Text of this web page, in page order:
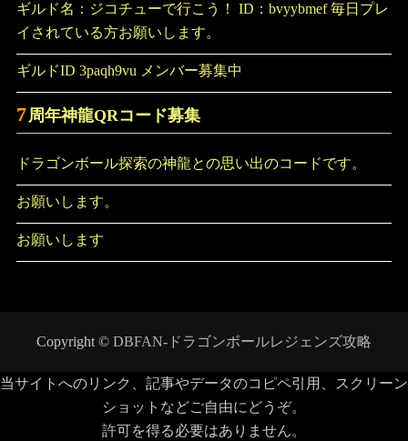
ギルド名：ジコチューで行こう！ ID：bvyybmef 毎日プレ
イされている方お願いします。
ギルドID 3paqh9vu メンバー募集中
7周年神龍QRコード募集
ドラゴンボール探索の神龍との思い出のコードです。
お願いします。
お願いします
Copyright © DBFAN-ドラゴンボールレジェンズ攻略
当サイトへのリンク、記事やデータのコピペ引用、スクリーン
ショットなどご自由にどうぞ。
許可を得る必要はありません。